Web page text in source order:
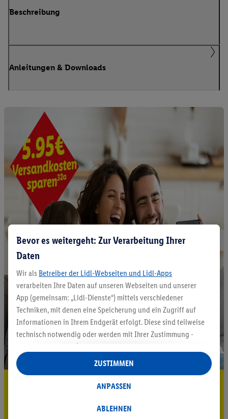
Beschreibung
Anleitungen & Downloads
5.95 € Versand sparen³²ᵃ
Bevor es weitergeht: Zur Verarbeitung Ihrer
Daten
Wir als Betreiber der Lidl-Webseiten und Lidl-Apps
verarbeiten Ihre Daten auf unseren Webseiten und unserer
App (gemeinsam: „Lidl-Dienste“) mittels verschiedener
Techniken, mit denen eine Speicherung und ein Zugriff auf
Informationen in Ihrem Endgerät erfolgt. Diese sind teilweise
technisch notwendig oder werden mit Ihrer Zustimmung -
auch durch Partner (u.a.
Verantwortliche; im Zusammenhang mit dem IAB TCF
insgesamt
Statistik-Erstellung oder für personalisierte Werbung
Datenverarbeitungen für personalisierte Werbung werden
ABLEHNEN
ANPASSEN
ZUSTIMMEN